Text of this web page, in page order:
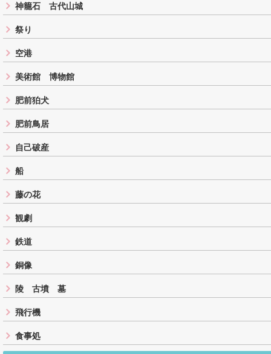
神籠石 古代山城
祭り
空港
美術館 博物館
肥前狛犬
肥前鳥居
自己破産
船
藤の花
観劇
鉄道
銅像
陵 古墳 墓
飛行機
食事処